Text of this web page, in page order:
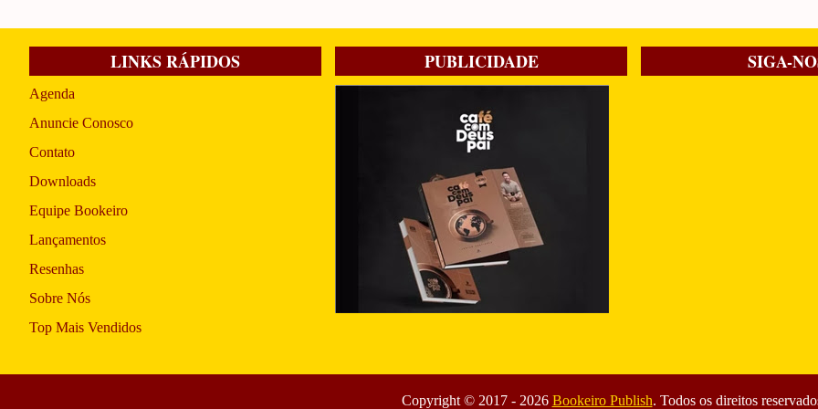
LINKS RÁPIDOS
Agenda
Anuncie Conosco
Contato
Downloads
Equipe Bookeiro
Lançamentos
Resenhas
Sobre Nós
Top Mais Vendidos
PUBLICIDADE SIGA-
Copyright © 2017 - 2026 Bookeiro Publish. Todos os direitos